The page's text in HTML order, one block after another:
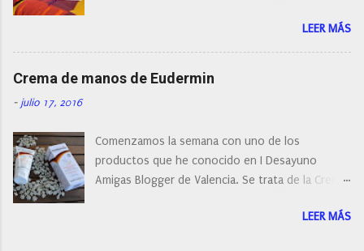
resistirse a esta paleta de colores de Clinique.
LEER MÁS
Crema de manos de Eudermin
- julio 17, 2016
Comenzamos la semana con uno de los
productos que he conocido en I Desayuno
Amigas Blogger de Valencia. Se trata de la Crema
manos para utilizar tanto en verano como en
LEER MÁS